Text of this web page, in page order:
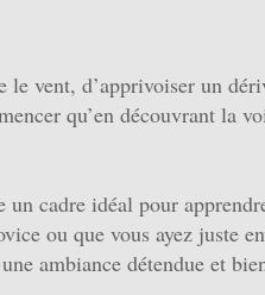
vent, d’apprivoiser un
qu’en découvrant la
cadre idéal pour
ou que vous ayez juste
ambiance détendue et